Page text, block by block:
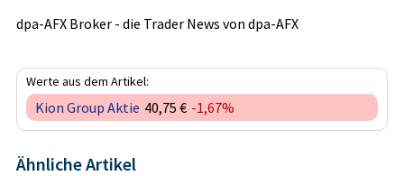
dpa-AFX Broker - die Trader News von dpa-AFX
Werte aus dem Artikel:
Kion Group Aktie 40,75 € -1,67%
Ähnliche Artikel